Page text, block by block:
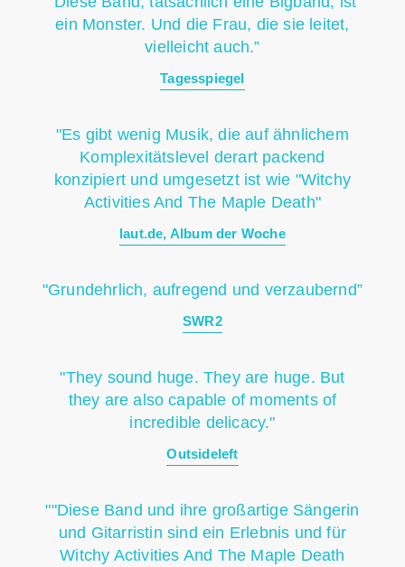
ein Monster. Und die Frau, die sie leitet,
vielleicht auch.”
Tagesspiegel
"Es gibt wenig Musik, die auf ähnlichem
Komplexitätslevel derart packend
konzipiert und umgesetzt ist wie "Witchy
Activities And The Maple Death"
laut.de, Album der Woche
"Grundehrlich, aufregend und verzaubernd”
SWR2
"They sound huge. They are huge. But
they are also capable of moments of
incredible delicacy."
Outsideleft
""Diese Band und ihre großartige Sängerin
und Gitarristin sind ein Erlebnis und für
Witchy Activities And The Maple Death